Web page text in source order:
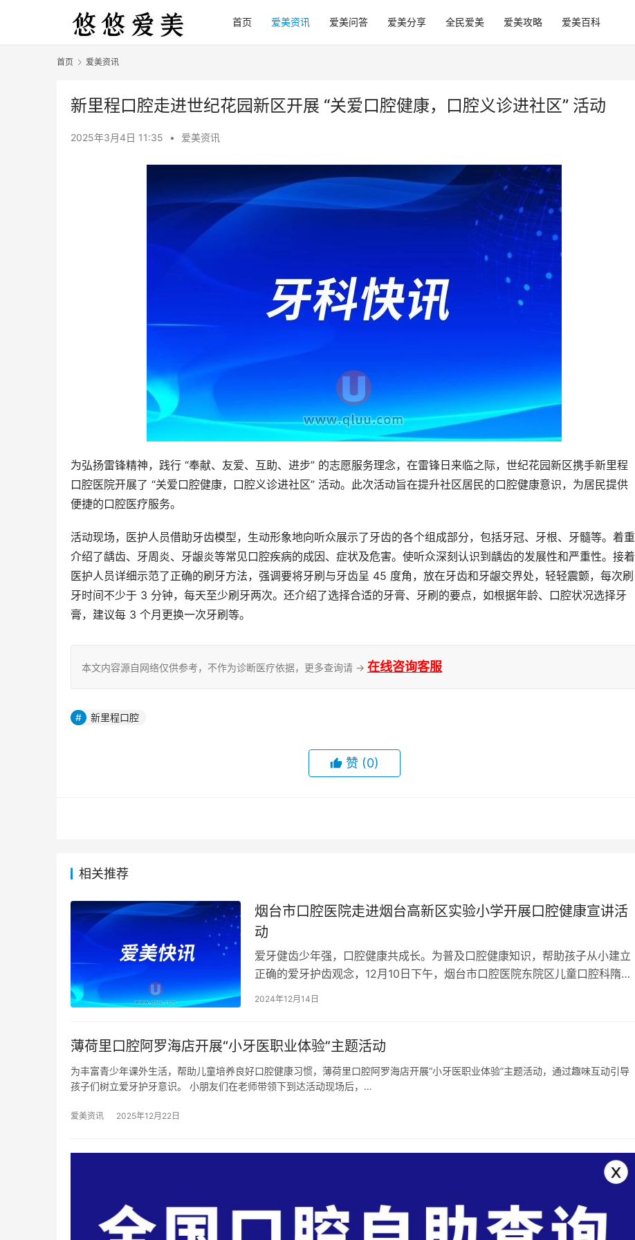
首页 爱美资讯 爱美问答 爱美分享 全民爱美 爱美攻略 爱美百科
首页 爱美资讯
新里程口腔走进世纪花园新区开展 “关爱口腔健康，口腔义诊进社区” 活动
2025年3月4日 11:35 • 爱美资讯
为弘扬雷锋精神，践行 “奉献、友爱、互助、进步” 的志愿服务理念，在雷锋日来临之际，世纪花园新区携手新里程
口腔医院开展了 “关爱口腔健康，口腔义诊进社区” 活动。此次活动旨在提升社区居民的口腔健康意识，为居民提供
便捷的口腔医疗服务。
活动现场，医护人员借助牙齿模型，生动形象地向听众展示了牙齿的各个组成部分，包括牙冠、牙根、牙髓等。着重
介绍了龋齿、牙周炎、牙龈炎等常见口腔疾病的成因、症状及危害。使听众深刻认识到龋齿的发展性和严重性。接着
医护人员详细示范了正确的刷牙方法，强调要将牙刷与牙齿呈 45 度角，放在牙齿和牙龈交界处，轻轻震颤，每次刷
牙时间不少于 3 分钟，每天至少刷牙两次。还介绍了选择合适的牙膏、牙刷的要点，如根据年龄、口腔状况选择牙
膏，建议每 3 个月更换一次牙刷等。
本文内容源自网络仅供参考，不作为诊断医疗依据，更多查询请 → 在线咨询客服
新里程口腔
赞 (0)
相关推荐
烟台市口腔医院走进烟台高新区实验小学开展口腔健康宣讲活
动
爱牙健齿少年强，口腔健康共成长。为普及口腔健康知识，帮助孩子从小建立
正确的爱牙护齿观念，12月10日下午，烟台市口腔医院东院区儿童口腔科隋小
玲医生、口腔预防科金千惠医生走进烟台高新…
2024年12月14日
薄荷里口腔阿罗海店开展“小牙医职业体验”主题活动
为丰富青少年课外生活，帮助儿童培养良好口腔健康习惯，薄荷里口腔阿罗海店开展“小牙医职业体验”主题活动，通过趣味互动引导
孩子们树立爱牙护牙意识。 小朋友们在老师带领下到达活动现场后，…
爱美资讯 2025年12月22日